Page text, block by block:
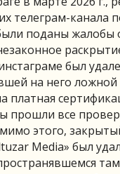
телеграм-канала
поданы
был
на него
платная
прошли все
этого,
Media» был
там